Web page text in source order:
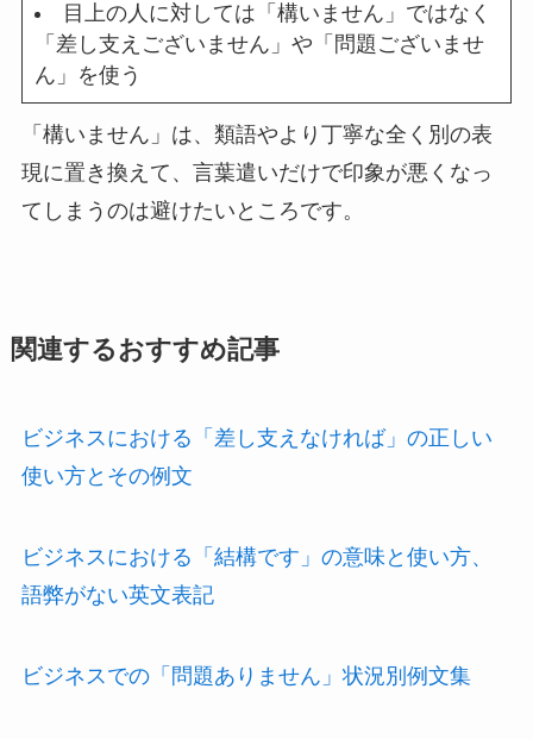
目上の人に対しては「構いません」ではなく
「差し支えございません」や「問題ございませ
ん」を使う
「構いません」は、類語やより丁寧な全く別の表
現に置き換えて、言葉遣いだけで印象が悪くなっ
てしまうのは避けたいところです。
関連するおすすめ記事
ビジネスにおける「差し支えなければ」の正しい
使い方とその例文
ビジネスにおける「結構です」の意味と使い方、
語弊がない英文表記
ビジネスでの「問題ありません」状況別例文集